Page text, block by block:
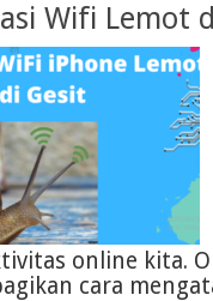
Wifi Lemot
online kita.
cara